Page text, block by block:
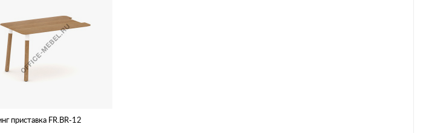
приставка FR.BR-12